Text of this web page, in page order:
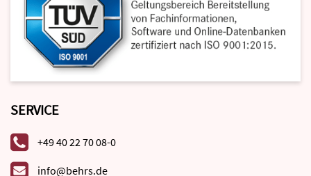
SERVICE
+49 40 22 70 08-0
info@behrs.de